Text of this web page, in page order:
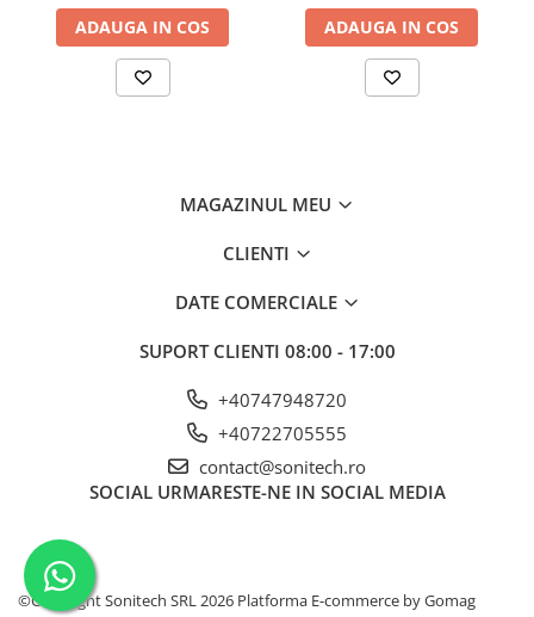
Rame
Suporturi de fixare
Protecția circuitelor, protecții
diferențiale și descărcătoare
Siguranțe fuzibile
accesorii
Protecția și comanda motoarelor
Contactoare
ADAUGA IN COS ADAUGA IN COS
MAGAZINUL MEU
CLIENTI
DATE COMERCIALE
SUPORT CLIENTI 08:00 - 17:00
+40747948720
+40722705555
contact@sonitech.ro
SOCIAL URMARESTE-NE IN SOCIAL MEDIA
©Copyright Sonitech SRL 2026 Platforma E-commerce by Gomag